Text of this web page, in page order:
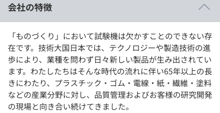
インタビュー
個人向けプラン
法人向けプラン
学校向けプラン
会社の特徴
「ものづくり」において試験機は欠かすことのできない存
在です。技術大国日本では、テクノロジーや製造技術の進
歩により、業種を問わず日々新しい製品が生み出されてい
ます。わたしたちはそんな時代の流れに伴い65年以上の長
きにわたり、プラスチック・ゴム・電線・紙・繊維・塗料
などの産業分野に対し、品質管理およびお客様の研究開発
の現場と向き合い続けてきました。